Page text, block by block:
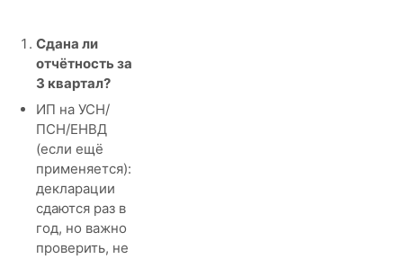
Сдана ли
отчётность за
3 квартал?
ИП на УСН/
ПСН/ЕНВД
(если ещё
применяется):
декларации
сдаются раз в
год, но важно
проверить, не